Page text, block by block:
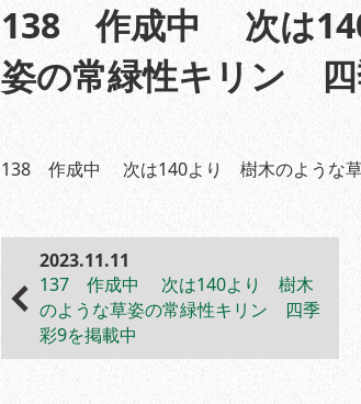
138 作成中 次は
姿の常緑性キリン 四
138 作成中 次は140より 樹木のような草
2023.11.11
137 作成中 次は140より 樹木
のような草姿の常緑性キリン 四季
彩9を掲載中